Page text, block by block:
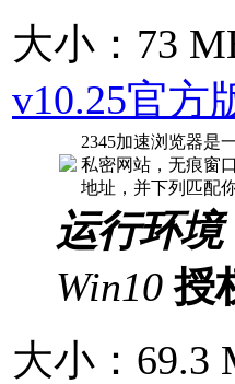
大小：73
v10.25官方
2345加速浏览器是
私密网站，无痕窗
地址，并下列匹配
运行环境
Win10 授
大小：69.3